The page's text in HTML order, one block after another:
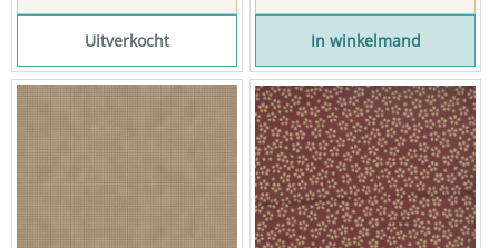
Uitverkocht In winkelmand